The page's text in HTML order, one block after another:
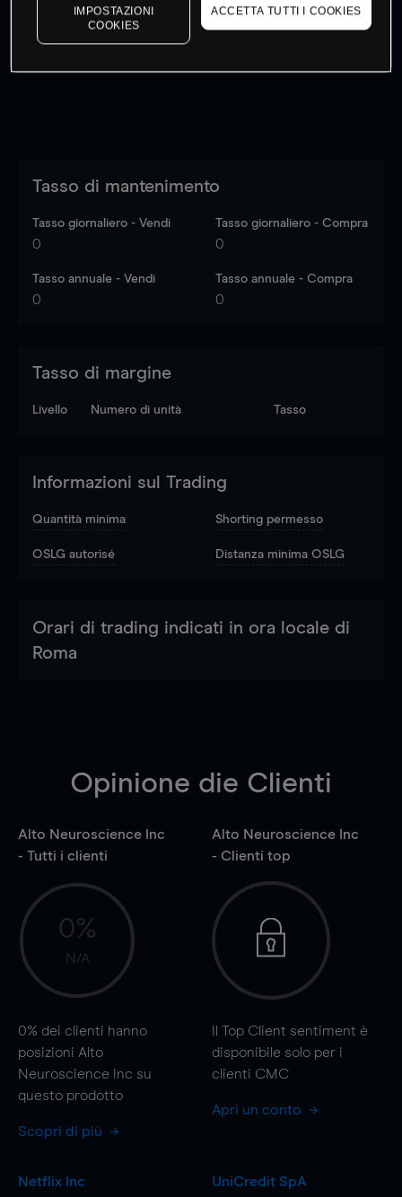
I prezzi sono solo indicativi. Accediper vedere gli ultimi
dati di mercato
to see latest market data
Tasso di mantenimento
Tasso giornaliero - Vendi
0
Tasso giornaliero - Compra
0
Tasso annuale - Vendi
0
Tasso annuale - Compra
0
Tasso di margine
Livello Numero di unità Tasso
Informazioni sul Trading
Quantità minima Shorting permesso
OSLG autorisé Distanza minima OSLG
Orari di trading indicati in ora locale di
Roma
Opinione die Clienti
Alto Neuroscience Inc
- Tutti i clienti
0%
N/A
0% dei clienti hanno
posizioni Alto
Neuroscience Inc su
questo prodotto
Scopri di più
Alto Neuroscience Inc
- Clienti top
Il Top Client sentiment è
disponibile solo per i
clienti CMC
Apri un conto
Netflix Inc
UniCredit SpA
IMPOSTAZIONI
COOKIES
ACCETTA TUTTI I COOKIES